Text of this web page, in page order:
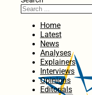
Home
Latest
News
Analyses
Explainers
Interviews
Opinions
Editorials